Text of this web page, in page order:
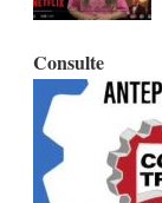
Consulte